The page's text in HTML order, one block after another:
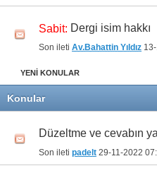
Sabit: Dergi isim hakkı
Son ileti Av.Bahattin Yıldız
YENİ KONULAR
Konular
Düzeltme ve cevabın
Son ileti padelt 29-11-2022